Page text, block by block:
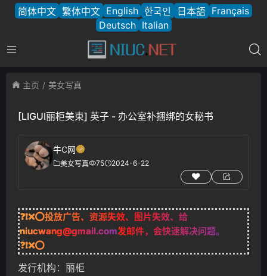
简体中文 繁体中文 English 한국인 日本語 Français
Deutsch Italian
主页 美女写真
[LIGUI丽柜美束] 英子 - 办公室补捆绑的女秘书
牛C网
美女写真 75 2024-6-22
❓❗❌⭕投放广告、资源失效、图片失效、给
niucwang@gmail.com发邮件，会快速解决问题。
❓❗❌⭕
发行机构：丽柜